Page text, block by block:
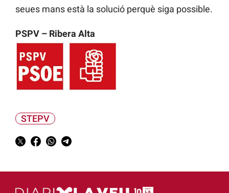
seues mans està la solució perquè siga possible.
PSPV – Ribera Alta
STEPV